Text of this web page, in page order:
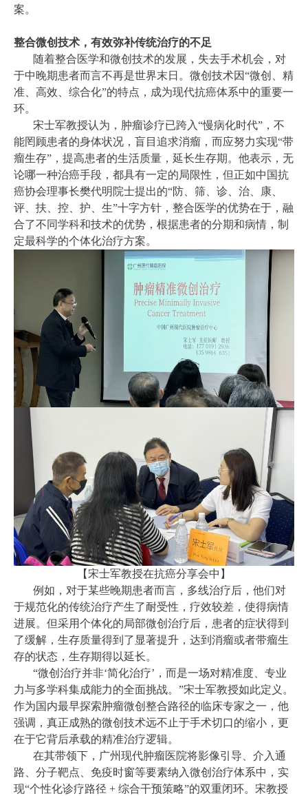
案。
整合微创技术，有效弥补传统治疗的不足
随着整合医学和微创技术的发展，失去手术机会，对
于中晚期患者而言不再是世界末日。微创技术因“微创、精
准、高效、综合化”的特点，成为现代抗癌体系中的重要一
环。
宋士军教授认为，肿瘤诊疗已跨入“慢病化时代”，不
能罔顾患者的身体状况，盲目追求消瘤，而应努力实现“带
瘤生存”，提高患者的生活质量，延长生存期。他表示，无
论哪一种治癌手段，都具有一定的局限性，但正如中国抗
癌协会理事长樊代明院士提出的“防、筛、诊、治、康、
评、扶、控、护、生”十字方针，整合医学的优势在于，融
合了不同学科和技术的优势，根据患者的分期和病情，制
定最科学的个体化治疗方案。
【宋士军教授在抗癌分享会中】
例如，对于某些晚期患者而言，多线治疗后，他们对
于规范化的传统治疗产生了耐受性，疗效较差，使得病情
进展。但采用个体化的局部微创治疗后，患者的症状得到
了缓解，生存质量得到了显著提升，达到消瘤或者带瘤生
存的状态，生存期得以延长。
“微创治疗并非‘简化治疗’，而是一场对精准度、专业
力与多学科集成能力的全面挑战。”宋士军教授如此定义。
作为国内最早探索肿瘤微创整合路径的临床专家之一，他
强调，真正成熟的微创技术远不止于手术切口的缩小，更
在于它背后承载的精准治疗逻辑。
在其带领下，广州现代肿瘤医院将影像引导、介入通
路、分子靶点、免疫时窗等要素纳入微创治疗体系中，实
现“个性化诊疗路径 + 综合干预策略”的双重闭环。宋教授